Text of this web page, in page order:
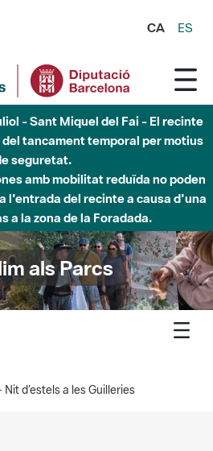
CA ES
de 2026 - Parc Fluvial Besòs -
Parc Fluvial del Besòs degut a
d'una passera sobre el riu
als Parcs